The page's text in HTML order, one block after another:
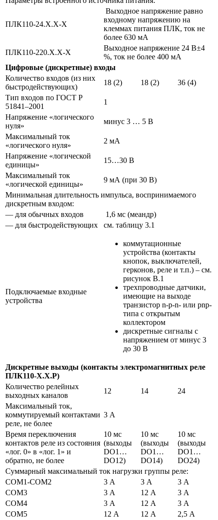
ПЛК110-24.Х.Х-Х
Выходное напряжение равно
входному напряжению на
клеммах питания ПЛК, ток не
более 630 мА
ПЛК110-220.Х.Х-Х
Выходное напряжение 24 В±4
%, ток не более 400 мА
Цифровые (дискретные) входы
Количество входов (из них
быстродействующих)
18 (2) 18 (2)
36 (4)
Тип входов по ГОСТ Р
51841–2001
1
Напряжение «логического
нуля»
минус 3 … 5 В
Максимальный ток
«логического нуля»
2 мА
Напряжение «логической
единицы»
15…30 В
Максимальный ток
«логической единицы»
9 мА (при 30 В)
Минимальная длительность импульса, воспринимаемого
дискретным входом:
— для обычных входов
1,6 мс (меандр)
— для быстродействующих
см. таблицу 3.1
Подключаемые входные
устройства
коммутационные
устройства (контакты
кнопок, выключателей,
герконов, реле и т.п.) – см.
рисунок В.1
трехпроводные датчики,
имеющие на выходе
транзистор n-p-n- или pnp-
типа с открытым
коллектором
дискретные сигналы с
напряжением от минус 3
до 30 В
Дискретные выходы (контакты электромагнитных реле
ПЛК110-Х.Х.Р)
Количество релейных
выходных каналов
12 14
24
Максимальный ток,
коммутируемый контактами
реле, не более
3 А
Время переключения
контактов реле из состояния
«лог. 0» в «лог. 1» и
обратно, не более
10 мс
(выходы
DО1…
DО12)
10 мс
(выходы
DО1…
DО14)
10 мс
(выходы
DО1…
DО24)
Суммарный максимальный ток нагрузки группы реле:
COM1-COM2
3 А 3 А
3 А
COM3
3 А 12 А
3 А
COM4
3 А 12 А
3 А
COM5
12 А 12 А
2,5 А